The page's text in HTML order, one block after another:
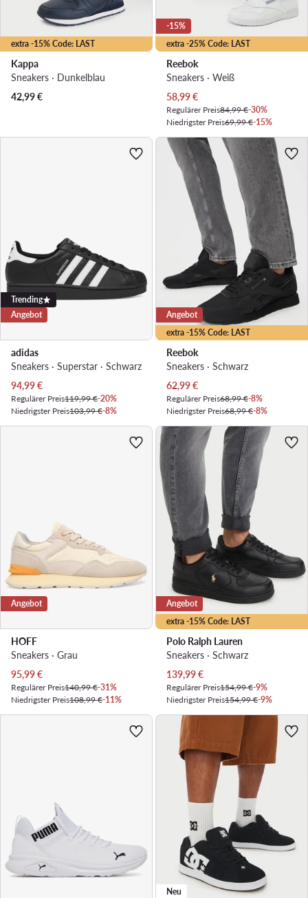
extra -15% Code: LAST
Kappa
Sneakers · Dunkelblau
42,99€
extra -25% Code: LAST
-15%
Reebok
Sneakers · Weiß
Aktueller Preis
58,99€
Regulärer Preis84,99 €-30%
Niedrigster Preis69,99 €-15%
Trending
Angebot
adidas
Sneakers · Superstar · Schwarz
Aktueller Preis
94,99€
Regulärer Preis119,99 €-20%
Niedrigster Preis103,99 €-8%
extra -15% Code: LAST
Angebot
Reebok
Sneakers · Schwarz
Aktueller Preis
62,99€
Regulärer Preis68,99 €-8%
Niedrigster Preis68,99 €-8%
Angebot
HOFF
Sneakers · Grau
Aktueller Preis
95,99€
Regulärer Preis140,99 €-31%
Niedrigster Preis108,99 €-11%
extra -15% Code: LAST
Angebot
Polo Ralph Lauren
Sneakers · Schwarz
Aktueller Preis
139,99€
Regulärer Preis154,99 €-9%
Niedrigster Preis154,99 €-9%
Neu